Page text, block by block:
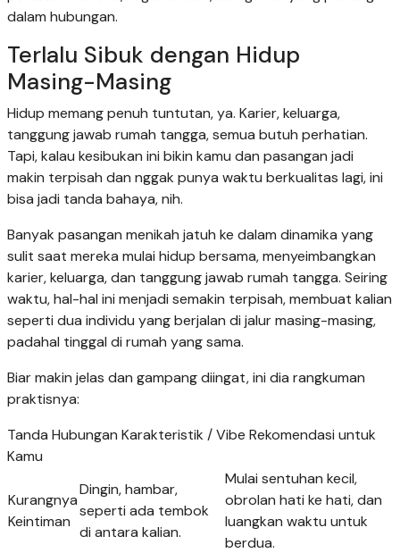
dalam hubungan.
Terlalu Sibuk dengan Hidup
Masing-Masing
Hidup memang penuh tuntutan, ya. Karier, keluarga,
tanggung jawab rumah tangga, semua butuh perhatian.
Tapi, kalau kesibukan ini bikin kamu dan pasangan jadi
makin terpisah dan nggak punya waktu berkualitas lagi, ini
bisa jadi tanda bahaya, nih.
Banyak pasangan menikah jatuh ke dalam dinamika yang
sulit saat mereka mulai hidup bersama, menyeimbangkan
karier, keluarga, dan tanggung jawab rumah tangga. Seiring
waktu, hal-hal ini menjadi semakin terpisah, membuat kalian
seperti dua individu yang berjalan di jalur masing-masing,
padahal tinggal di rumah yang sama.
Biar makin jelas dan gampang diingat, ini dia rangkuman
praktisnya:
Tanda Hubungan Karakteristik / Vibe Rekomendasi untuk
Kamu
Kurangnya
Keintiman
Dingin, hambar,
seperti ada tembok
di antara kalian.
Mulai sentuhan kecil,
obrolan hati ke hati, dan
luangkan waktu untuk
berdua.